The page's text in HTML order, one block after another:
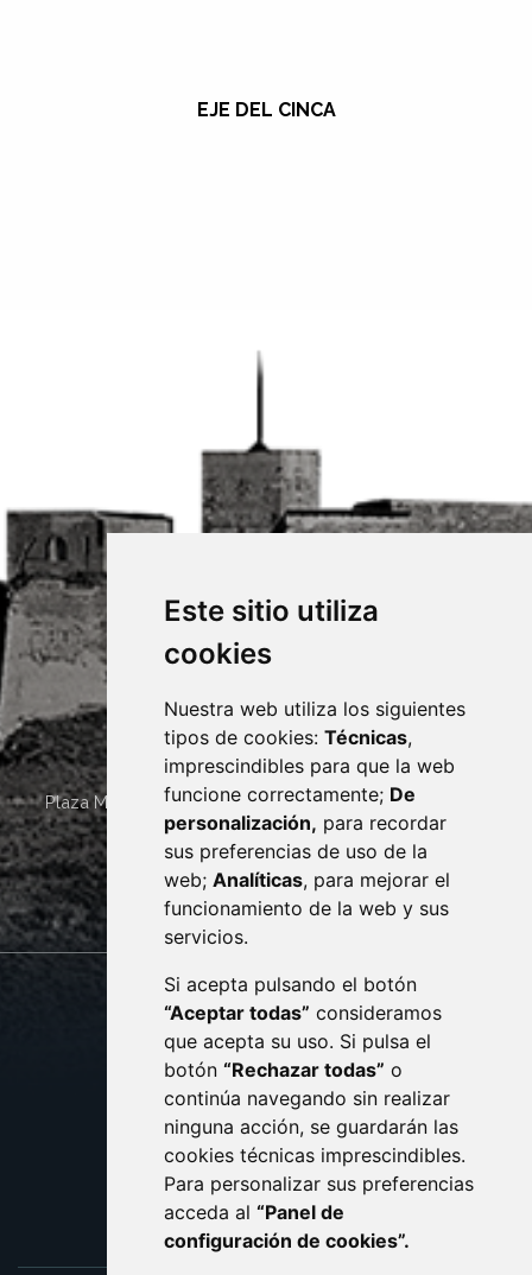
Este sitio utiliza
cookies
Nuestra web utiliza los siguientes
tipos de cookies: Técnicas,
imprescindibles para que la web
funcione correctamente; De
personalización, para recordar
sus preferencias de uso de la
web; Analíticas, para mejorar el
funcionamiento de la web y sus
servicios.
Si acepta pulsando el botón
“Aceptar todas” consideramos
que acepta su uso. Si pulsa el
botón “Rechazar todas” o
continúa navegando sin realizar
ninguna acción, se guardarán las
cookies técnicas imprescindibles.
Para personalizar sus preferencias
acceda al “Panel de
configuración de cookies”.
EJE DEL CINCA
Plaza Mayor 4 22400 MONZÓN - ARAGÓN (ESPAÑA)
· (34) 974 400 700 ·
sac@monzon.es
monzon.es
CONTACTO
AVISO LEGAL
PROTECCIÓN DE DATOS
POLÍTICA DE COOKIES
ACCESIBILIDAD
ENLACE EXTERNO AL